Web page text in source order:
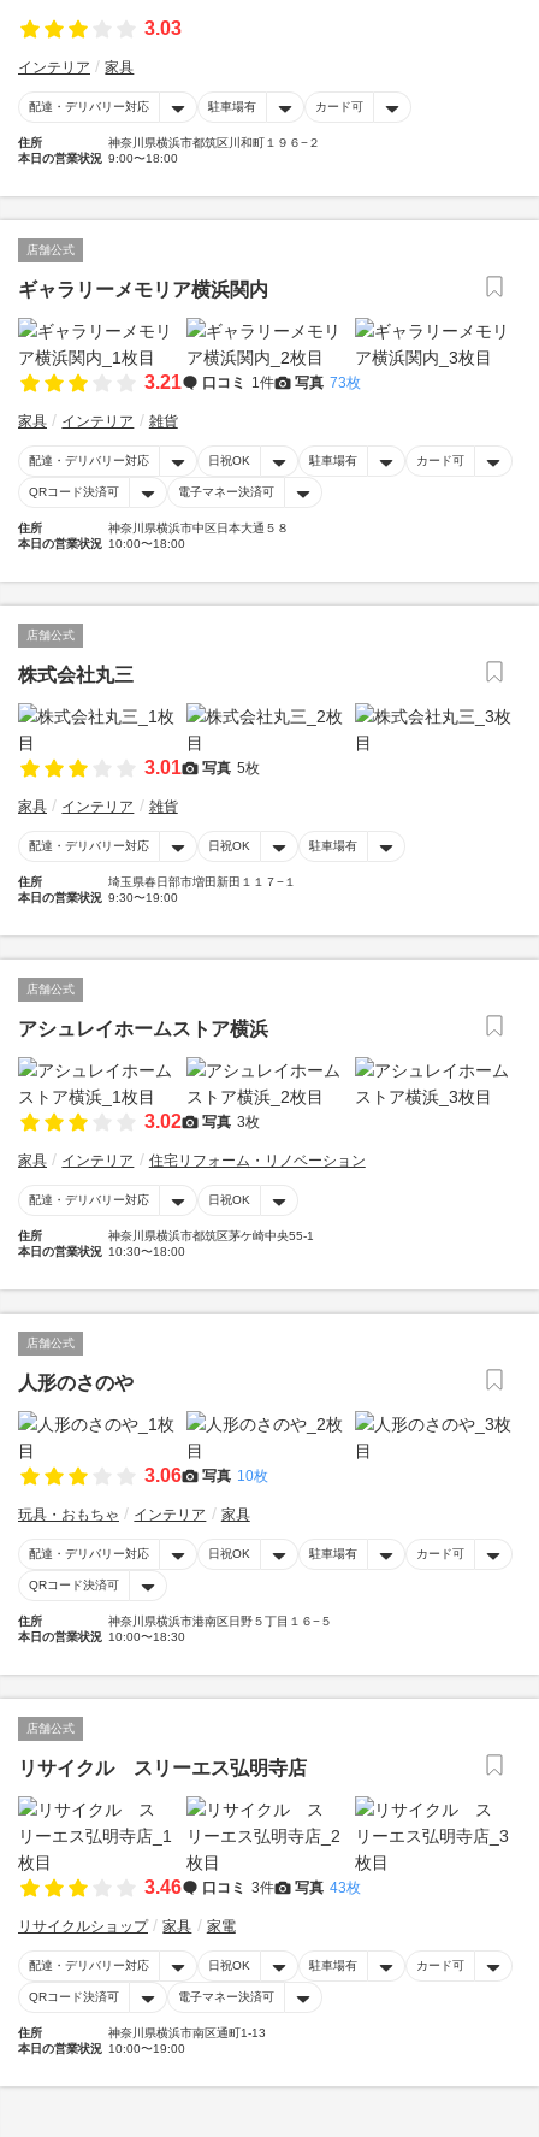
3.03
インテリア 家具
配達・デリバリー対応 駐車場有 カード可
住所
神奈川県横浜市都筑区川和町１９６−２
本日の営業状況 9:00〜18:00
店舗公式
ギャラリーメモリア横浜関内
3.21 口コミ 1件 写真 73枚
家具 インテリア 雑貨
配達・デリバリー対応 日祝OK 駐車場有 カード可
QRコード決済可 電子マネー決済可
住所
神奈川県横浜市中区日本大通５８
本日の営業状況 10:00〜18:00
店舗公式
株式会社丸三
3.01 写真 5枚
家具 インテリア 雑貨
配達・デリバリー対応 日祝OK 駐車場有
住所
埼玉県春日部市増田新田１１７−１
本日の営業状況 9:30〜19:00
店舗公式
アシュレイホームストア横浜
3.02 写真 3枚
家具 インテリア 住宅リフォーム・リノベーション
配達・デリバリー対応 日祝OK
住所
神奈川県横浜市都筑区茅ケ崎中央55-1
本日の営業状況 10:30〜18:00
店舗公式
人形のさのや
3.06 写真 10枚
玩具・おもちゃ インテリア 家具
配達・デリバリー対応 日祝OK 駐車場有 カード可
QRコード決済可
住所
神奈川県横浜市港南区日野５丁目１６−５
本日の営業状況 10:00〜18:30
店舗公式
リサイクル スリーエス弘明寺店
3.46 口コミ 3件 写真 43枚
リサイクルショップ 家具 家電
配達・デリバリー対応 日祝OK 駐車場有 カード可
QRコード決済可 電子マネー決済可
住所
神奈川県横浜市南区通町1-13
本日の営業状況 10:00〜19:00